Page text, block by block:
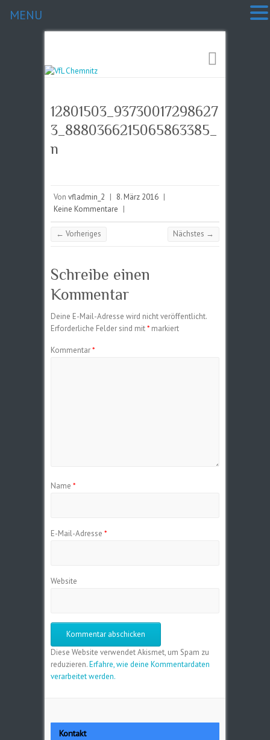
12801503_93730017298627
3_8880366215065863385_
n
Von vfladmin_2 | 8. März 2016 |
Keine Kommentare |
← Vorheriges Nächstes →
Schreibe einen
Kommentar
Deine E-Mail-Adresse wird nicht veröffentlicht.
Erforderliche Felder sind mit* markiert
Kommentar*
Name *
E-Mail-Adresse *
Website
Diese Website verwendet Akismet, um Spam zu
reduzieren.Erfahre, wie deine Kommentardaten
verarbeitet werden.
Kontakt
MENU